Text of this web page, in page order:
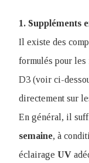
1. Suppléments
Il existe des
formulés pour
D3 (voir ci-
directement sur
En général, il
semaine, à
éclairage UV